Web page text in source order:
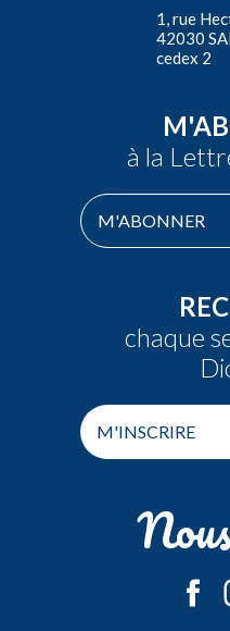
1, rue
42030
cedex 2
à la
M'ABONNER
chaque
M'INSCRIRE